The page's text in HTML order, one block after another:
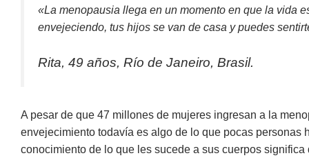
«La menopausia llega en un momento en que la vida
envejeciendo, tus hijos se van de casa y puedes
Rita, 49 años, Río de Janeiro, Brasil.
A pesar de que 47 millones de mujeres ingresan a la
envejecimiento todavía es algo de lo que pocas personas
conocimiento de lo que les sucede a sus cuerpos